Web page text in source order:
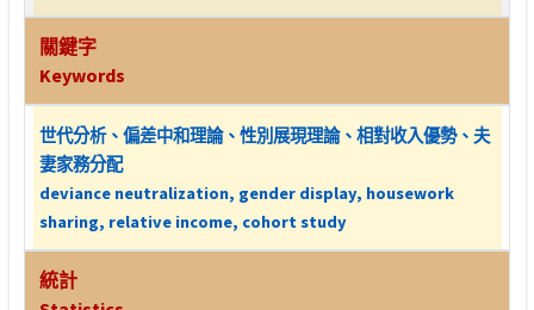
關鍵字
Keywords
世代分析、偏差中和理論、性別展現理論、相對收入優勢、夫
妻家務分配
deviance neutralization, gender display, housework
sharing, relative income, cohort study
統計